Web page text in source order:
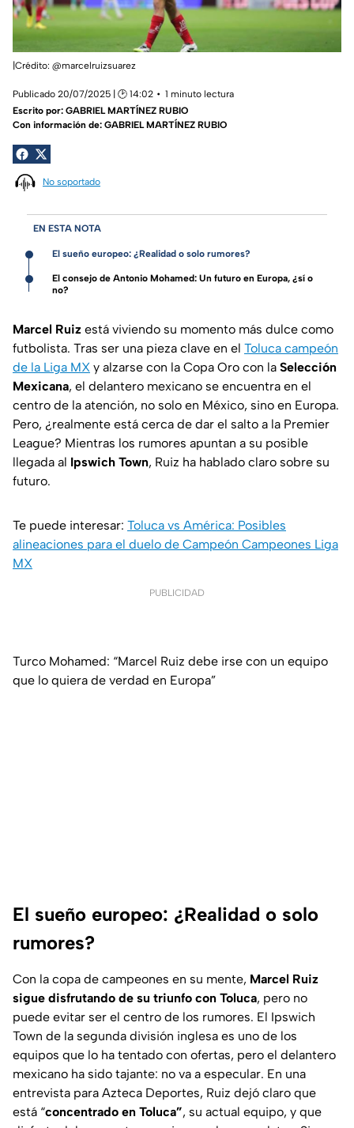
|Crédito: @marcelruizsuarez
Publicado 20/07/2025 | 🕑 14:02
1 minuto lectura
Escrito por: GABRIEL MARTÍNEZ RUBIO
Con información de: GABRIEL MARTÍNEZ RUBIO
No soportado
EN ESTA NOTA
El sueño europeo: ¿Realidad o solo rumores?
El consejo de Antonio Mohamed: Un futuro en Europa, ¿sí o
no?
Marcel Ruiz está viviendo su momento más dulce como
futbolista. Tras ser una pieza clave en el Toluca campeón
de la Liga MX y alzarse con la Copa Oro con la Selección
Mexicana, el delantero mexicano se encuentra en el
centro de la atención, no solo en México, sino en Europa.
Pero, ¿realmente está cerca de dar el salto a la Premier
League? Mientras los rumores apuntan a su posible
llegada al Ipswich Town, Ruiz ha hablado claro sobre su
futuro.
Te puede interesar: Toluca vs América: Posibles
alineaciones para el duelo de Campeón Campeones Liga
MX
PUBLICIDAD
Turco Mohamed: “Marcel Ruiz debe irse con un equipo
que lo quiera de verdad en Europa”
El sueño europeo: ¿Realidad o solo
rumores?
Con la copa de campeones en su mente, Marcel Ruiz
sigue disfrutando de su triunfo con Toluca, pero no
puede evitar ser el centro de los rumores. El Ipswich
Town de la segunda división inglesa es uno de los
equipos que lo ha tentado con ofertas, pero el delantero
mexicano ha sido tajante: no va a especular. En una
entrevista para Azteca Deportes, Ruiz dejó claro que
está “concentrado en Toluca”, su actual equipo, y que